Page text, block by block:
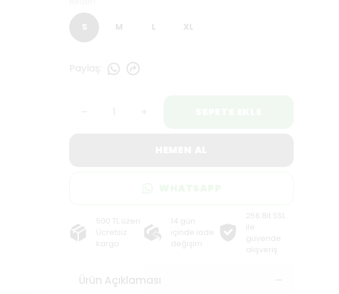
S M L XL
Paylaş
500 TL üzeri
Ücretsiz
kargo
14 gün
içinde iade
değişim
256 Bit SSL
ile
güvende
alışveriş
Ürün Açıklaması